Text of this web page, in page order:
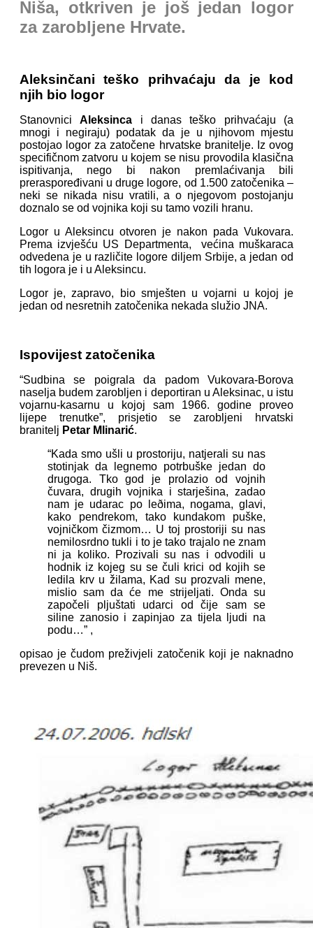
Niša, otkriven je još jedan logor
za zarobljene Hrvate.
Aleksinčani teško prihvaćaju da je kod
njih bio logor
StanovniciAleksinca i danas teško prihvaćaju (a
mnogi i negiraju) podatak da je u njihovom mjestu
postojao logor za zatočene hrvatske branitelje. Iz ovog
specifičnom zatvoru u kojem se nisu provodila klasična
ispitivanja, nego bi nakon premlaćivanja bili
preraspoređivani u druge logore, od 1.500 zatočenika –
neki se nikada nisu vratili, a o njegovom postojanju
doznalo se od vojnika koji su tamo vozili hranu.
Logor u Aleksincu otvoren je nakon pada Vukovara.
Prema izvješću US Departmenta, većina muškaraca
odvedena je u različite logore diljem Srbije, a jedan od
tih logora je i u Aleksincu.
Logor je, zapravo, bio smješten u vojarni u kojoj je
jedan od nesretnih zatočenika nekada služio JNA.
Ispovijest zatočenika
“Sudbina se poigrala da padom Vukovara-Borova
naselja budem zarobljen i deportiran u Aleksinac, u istu
vojarnu-kasarnu u kojoj sam 1966. godine proveo
lijepe trenutke”, prisjetio se zarobljeni hrvatski
branitelj Petar Mlinarić.
“Kada smo ušli u prostoriju, natjerali su nas
stotinjak da legnemo potrbuške jedan do
drugoga. Tko god je prolazio od vojnih
čuvara, drugih vojnika i starješina, zadao
nam je udarac po leðima, nogama, glavi,
kako pendrekom, tako kundakom puške,
vojničkom čizmom… U toj prostoriji su nas
nemilosrdno tukli i to je tako trajalo ne znam
ni ja koliko. Prozivali su nas i odvodili u
hodnik iz kojeg su se čuli krici od kojih se
ledila krv u žilama, Kad su prozvali mene,
mislio sam da će me strijeljati. Onda su
započeli pljuštati udarci od čije sam se
siline zanosio i zapinjao za tijela ljudi na
podu…” ,
opisao je čudom preživjeli zatočenik koji je naknadno
prevezen u Niš.